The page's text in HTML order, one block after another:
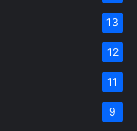
13
12
11
9